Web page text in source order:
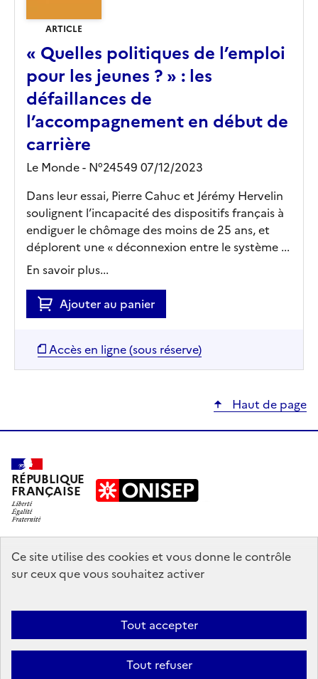
Ce site utilise des cookies et vous donne le contrôle
sur ceux que vous souhaitez activer
Tout accepter
Tout refuser
ARTICLE
« Quelles politiques de l’emploi
pour les jeunes ? » : les
défaillances de
l’accompagnement en début de
carrière
Le Monde - N°24549 07/12/2023
Dans leur essai, Pierre Cahuc et Jérémy Hervelin
soulignent l’incapacité des dispositifs français à
endiguer le chômage des moins de 25 ans, et
déplorent une « déconnexion entre le système ...
En savoir plus...
Ajouter au panier
Accès en ligne (sous réserve)
Haut de page
RÉPUBLIQUE
FRANÇAISE
education.gouv.fr
enseignementsup-recherche.gouv.fr
Accessibilité : partiellement conforme